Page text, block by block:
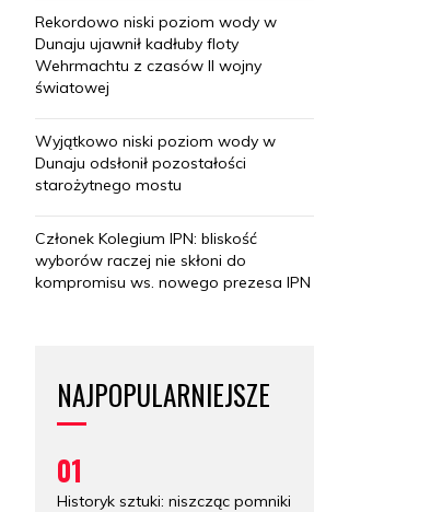
Rekordowo niski poziom wody w
Dunaju ujawnił kadłuby floty
Wehrmachtu z czasów II wojny
światowej
Wyjątkowo niski poziom wody w
Dunaju odsłonił pozostałości
starożytnego mostu
Członek Kolegium IPN: bliskość
wyborów raczej nie skłoni do
kompromisu ws. nowego prezesa IPN
NAJPOPULARNIEJSZE
01
Historyk sztuki: niszcząc pomniki